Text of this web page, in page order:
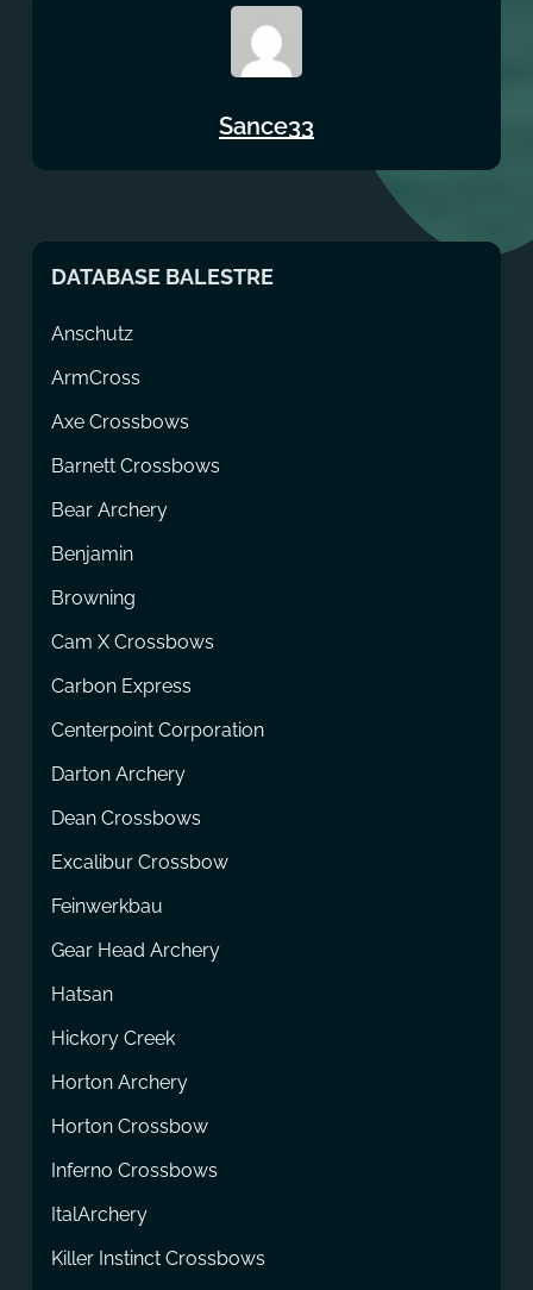
Sance33
DATABASE BALESTRE
Anschutz
ArmCross
Axe Crossbows
Barnett Crossbows
Bear Archery
Benjamin
Browning
Cam X Crossbows
Carbon Express
Centerpoint Corporation
Darton Archery
Dean Crossbows
Excalibur Crossbow
Feinwerkbau
Gear Head Archery
Hatsan
Hickory Creek
Horton Archery
Horton Crossbow
Inferno Crossbows
ItalArchery
Killer Instinct Crossbows